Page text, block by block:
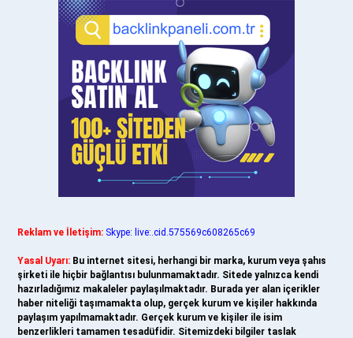
Reklam ve İletişim: Skype: live:.cid.575569c608265c69
Yasal Uyarı: Bu internet sitesi, herhangi bir marka, kurum veya şahıs
şirketi ile hiçbir bağlantısı bulunmamaktadır. Sitede yalnızca kendi
hazırladığımız makaleler paylaşılmaktadır. Burada yer alan içerikler
haber niteliği taşımamakta olup, gerçek kurum ve kişiler hakkında
paylaşım yapılmamaktadır. Gerçek kurum ve kişiler ile isim
benzerlikleri tamamen tesadüfidir. Sitemizdeki bilgiler taslak